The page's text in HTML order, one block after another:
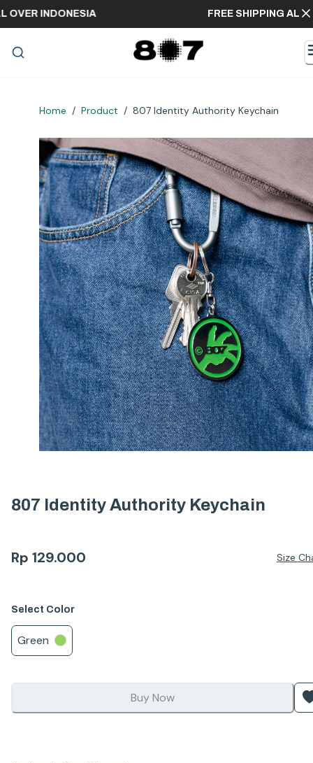
OVER INDONESIA FREE SHIPPING
Home / Product / 807 Identity Authority Keychain
807 Identity Authority Keychain
Rp 129.000 Size
Select Color
Green
Buy Now